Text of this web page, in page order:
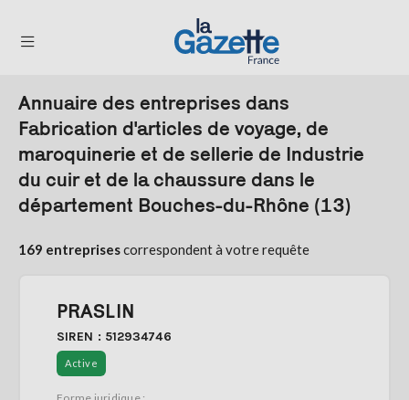
THÉMATIQUES
RÉGIONS
GAZETTE
Annuaire des entreprises dans
Fabrication d'articles de voyage, de
maroquinerie et de sellerie de Industrie
du cuir et de la chaussure dans le
département Bouches-du-Rhône (13)
169 entreprisescorrespondent à votre requête
PRASLIN
SIREN : 512934746
Active